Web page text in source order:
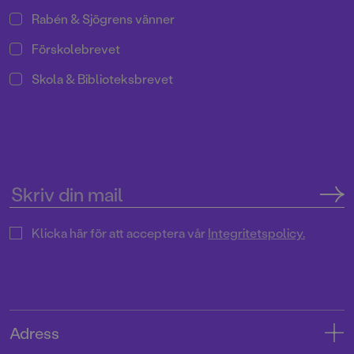
Rabén & Sjögrens vänner
Förskolebrevet
Skola & Biblioteksbrevet
Klicka här för att acceptera vårIntegritetspolicy.
Adress